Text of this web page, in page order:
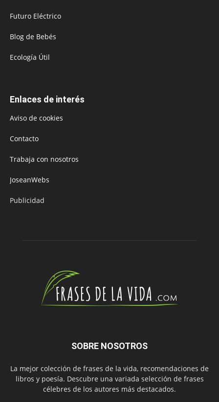
Futuro Eléctrico
Blog de Bebés
Ecología Útil
Enlaces de interés
Aviso de cookies
Contacto
Trabaja con nosotros
JoseanWebs
Publicidad
SOBRE NOSOTROS
La mejor colección de frases de la vida, recomendaciones de
libros y poesía. Descubre una variada selección de frases
célebres de los autores más destacados.